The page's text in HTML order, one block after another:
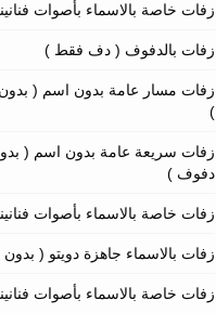
زفات خاصة بالاسماء بأصوات
زفات بالدفوف ( دف فقط )
زفات مسار عامة بدون اسم (
)
زفات سريعة عامة بدون اسم (
دفوف )
زفات خاصة بالاسماء بأصوات
زفات بالاسماء جاهزة دويتو (
زفات خاصة بالاسماء بأصوات